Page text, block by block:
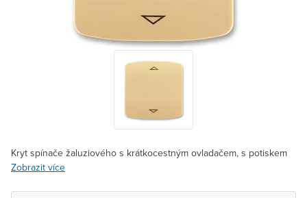
Kryt spínače žaluziového s krátkocestným ovladačem, s potiskem
Zobrazit více